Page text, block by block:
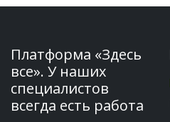
Платформа «Здесь
все». У наших
специалистов
всегда есть работа